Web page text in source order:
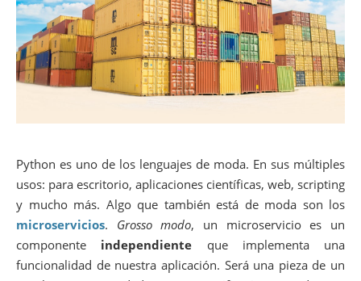
Python es uno de los lenguajes de moda. En sus múltiples
usos: para escritorio, aplicaciones científicas, web, scripting
y mucho más. Algo que también está de moda son los
microservicios. Grosso modo, un microservicio es un
componente independiente que implementa una
funcionalidad de nuestra aplicación. Será una pieza de un